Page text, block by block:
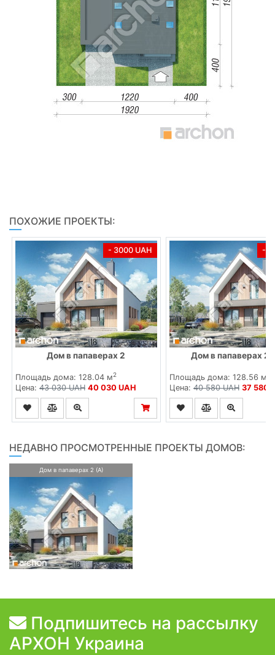
ПОХОЖИЕ ПРОЕКТЫ:
- 3000 UAH
Дом в папаверах 2
Площадь дома: 128.04 м2
Цена: 43 030 UAH 40 030 UAH
-
Дом в папаверах 2
Площадь дома: 128.56 м
Цена:40 580 UAH 37 580
НЕДАВНО ПРОСМОТРЕННЫЕ ПРОЕКТЫ ДОМОВ:
Дом в папаверах 2 (А)
Подпишитесь на рассылку
АРХОН Украина